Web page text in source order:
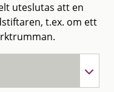
uteslutas att en
t.ex. om ett